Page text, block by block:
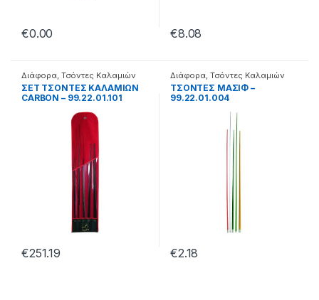
€0.00 €8.08
Διάφορα Τσόντες Καλαμιών
ΣΕΤ ΤΣΟΝΤΕΣ ΚΑΛΑΜΙΩΝ
CARBON – 99.22.01.101
€251.19
Διάφορα Τσόντες Καλαμιών
ΤΣΟΝΤΕΣ ΜΑΣΙΦ –
99.22.01.004
€2.18